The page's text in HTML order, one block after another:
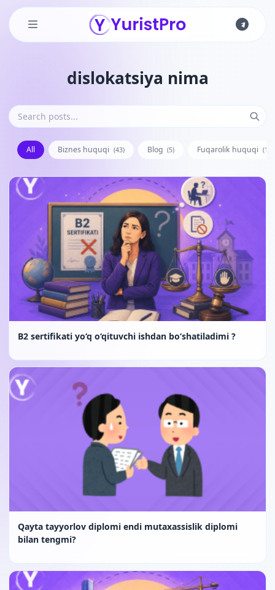
dislokatsiya nima
All Biznes huquqi (43) Blog (5) Fuqarolik huquqi
B2 sertifikati yo‘q o‘qituvchi ishdan bo‘shatiladimi ?
Qayta tayyorlov diplomi endi mutaxassislik diplomi
bilan tengmi?